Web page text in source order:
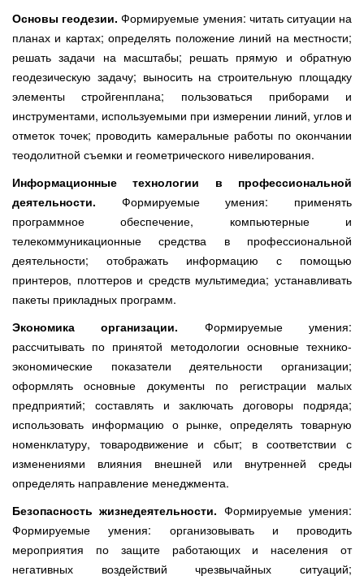
Основы геодезии.Формируемые умения: читать ситуации на
планах и картах; определять положение линий на местности;
решать задачи на масштабы; решать прямую и обратную
геодезическую задачу; выносить на строительную площадку
элементы стройгенплана; пользоваться приборами и
инструментами, используемыми при измерении линий, углов и
отметок точек; проводить камеральные работы по окончании
теодолитной съемки и геометрического нивелирования.
Информационные технологии в профессиональной
деятельности. Формируемые умения: применять
программное обеспечение, компьютерные и
телекоммуникационные средства в профессиональной
деятельности; отображать информацию с помощью
принтеров, плоттеров и средств мультимедиа; устанавливать
пакеты прикладных программ.
Экономика организации. Формируемые умения:
рассчитывать по принятой методологии основные технико-
экономические показатели деятельности организации;
оформлять основные документы по регистрации малых
предприятий; составлять и заключать договоры подряда;
использовать информацию о рынке, определять товарную
номенклатуру, товародвижение и сбыт; в соответствии с
изменениями влияния внешней или внутренней среды
определять направление менеджмента.
Безопасность жизнедеятельности. Формируемые умения:
Формируемые умения: организовывать и проводить
мероприятия по защите работающих и населения от
негативных воздействий чрезвычайных ситуаций;